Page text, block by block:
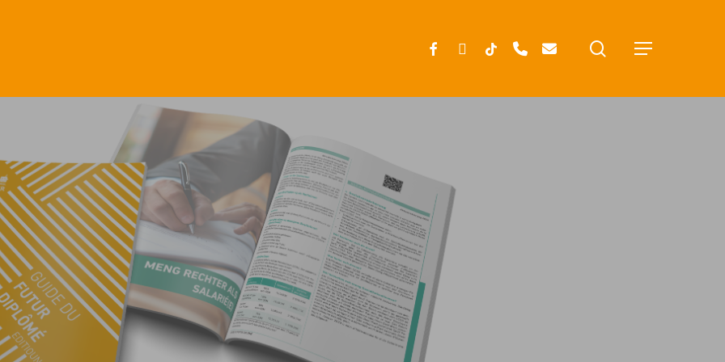
Menu
search
FACEBOOK
INSTAGRAM
TIKTOKPHONEEMAIL